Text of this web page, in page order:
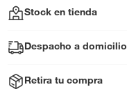
Stock en tienda
Despacho a domicilio
Retira tu compra